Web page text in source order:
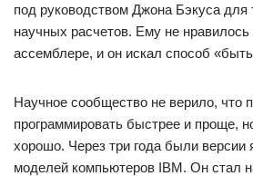
под руководством Джона Бэкуса для
научных расчетов. Ему не
ассемблере, и он искал способ
Научное сообщество не верило, что
программировать быстрее и проще,
хорошо. Через три года были версии
моделей компьютеров IBM. Он стал